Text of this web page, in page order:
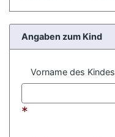
Angaben zum Kind
Vorname des Kindes
*